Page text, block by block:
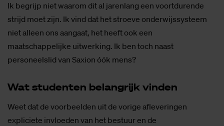
Ik begrijp niet waarom dit al jarenlang een voortdurende
strijd moet zijn. Ik vind dat het stroeve onderwijssysteem
niet alleen ons aangaat, het heeft ook een
maatschappelijke uitwerking. Ik ben toch naast
personeelslid van Saxion óók mens?
Wat stu­den­ten be­lang­rijk vin­den
Weet dat de voorbeelden uit de vorige afleveringen
expliciete invloeden van het bestuur en de